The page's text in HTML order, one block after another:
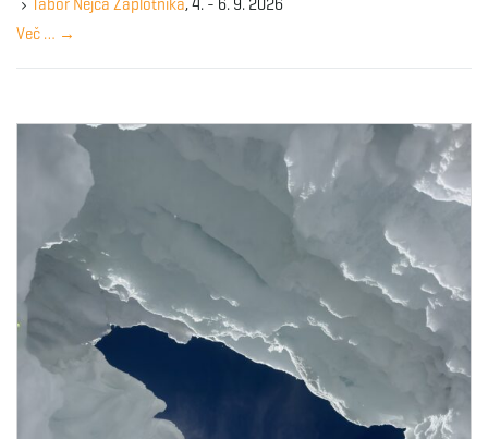
w
r
Tabor Nejca Zaplotnika, 4. - 6. 9. 2026
Več … →